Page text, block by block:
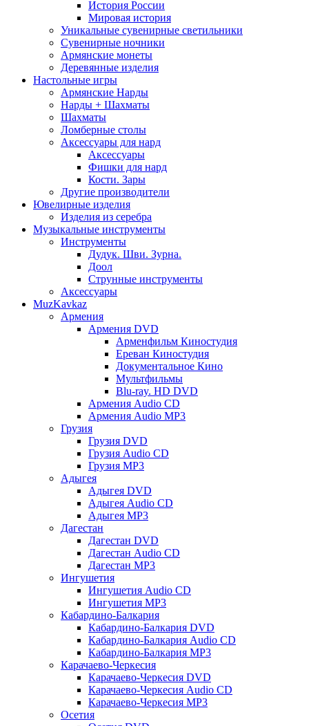
История России
Мировая история
Уникальные сувенирные светильники
Сувенирные ночники
Армянские монеты
Деревянные изделия
Настольные игры
Армянские Нарды
Нарды + Шахматы
Шахматы
Ломберные столы
Аксессуары для нард
Аксессуары
Фишки для нард
Кости. Зары
Другие производители
Ювелирные изделия
Изделия из серебра
Музыкальные инструменты
Инструменты
Дудук. Шви. Зурна.
Доол
Струнные инструменты
Аксессуары
MuzKavkaz
Армения
Армения DVD
Арменфильм Киностудия
Ереван Киностудия
Документальное Кино
Мультфильмы
Blu-ray. HD DVD
Армения Audio CD
Армения Audio MP3
Грузия
Грузия DVD
Грузия Audio CD
Грузия MP3
Адыгея
Адыгея DVD
Адыгея Audio CD
Адыгея MP3
Дагестан
Дагестан DVD
Дагестан Audio CD
Дагестан MP3
Ингушетия
Ингушетия Audio CD
Ингушетия MP3
Кабардино-Балкария
Кабардино-Балкария DVD
Кабардино-Балкария Audio CD
Кабардино-Балкария MP3
Карачаево-Черкесия
Карачаево-Черкесия DVD
Карачаево-Черкесия Audio CD
Карачаево-Черкесия MP3
Осетия